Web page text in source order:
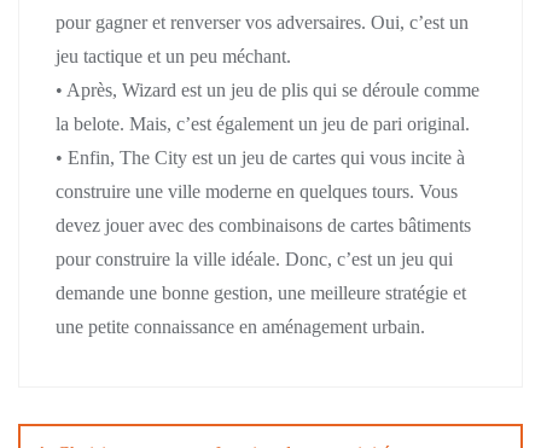
pour gagner et renverser vos adversaires. Oui, c’est un
jeu tactique et un peu méchant.
• Après, Wizard est un jeu de plis qui se déroule comme
la belote. Mais, c’est également un jeu de pari original.
• Enfin, The City est un jeu de cartes qui vous incite à
construire une ville moderne en quelques tours. Vous
devez jouer avec des combinaisons de cartes bâtiments
pour construire la ville idéale. Donc, c’est un jeu qui
demande une bonne gestion, une meilleure stratégie et
une petite connaissance en aménagement urbain.